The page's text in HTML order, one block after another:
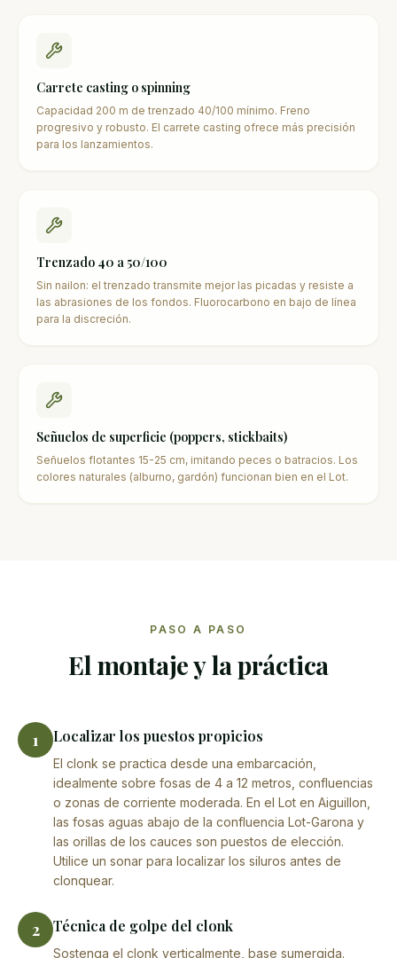
Carrete casting o spinning
Capacidad 200 m de trenzado 40/100 mínimo. Freno
progresivo y robusto. El carrete casting ofrece más precisión
para los lanzamientos.
Trenzado 40 a 50/100
Sin nailon: el trenzado transmite mejor las picadas y resiste a
las abrasiones de los fondos. Fluorocarbono en bajo de línea
para la discreción.
Señuelos de superficie (poppers, stickbaits)
Señuelos flotantes 15-25 cm, imitando peces o batracios. Los
colores naturales (alburno, gardón) funcionan bien en el Lot.
PASO A PASO
El montaje y la práctica
1 Localizar los puestos propicios
El clonk se practica desde una embarcación,
idealmente sobre fosas de 4 a 12 metros, confluencias
o zonas de corriente moderada. En el Lot en Aiguillon,
las fosas aguas abajo de la confluencia Lot-Garona y
las orillas de los cauces son puestos de elección.
Utilice un sonar para localizar los siluros antes de
clonquear.
2 Técnica de golpe del clonk
Sostenga el clonk verticalmente, base sumergida.